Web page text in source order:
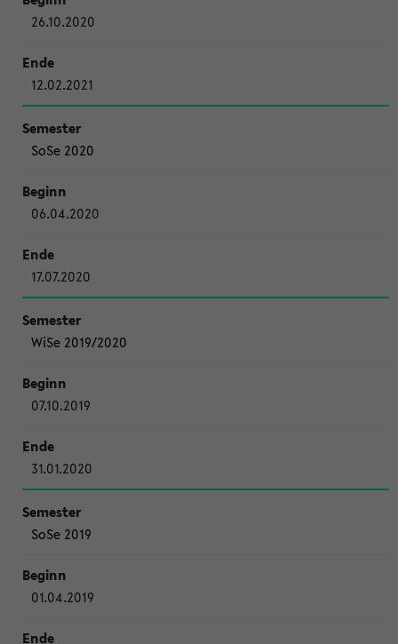
26.10.2020
12.02.2021
SoSe 2020
06.04.2020
17.07.2020
WiSe 2019/2020
07.10.2019
31.01.2020
SoSe 2019
01.04.2019